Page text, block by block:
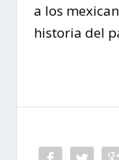
a los
historia del